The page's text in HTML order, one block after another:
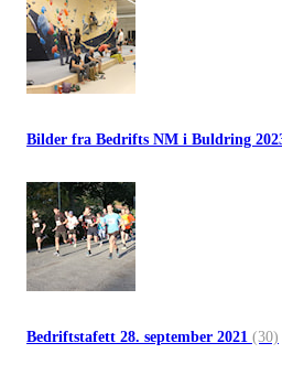
Bilder fra Bedrifts NM i Buldring
Bedriftstafett 28. september 2021 (30)